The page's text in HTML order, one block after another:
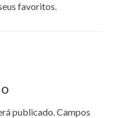
favoritos.
publicado.Campos